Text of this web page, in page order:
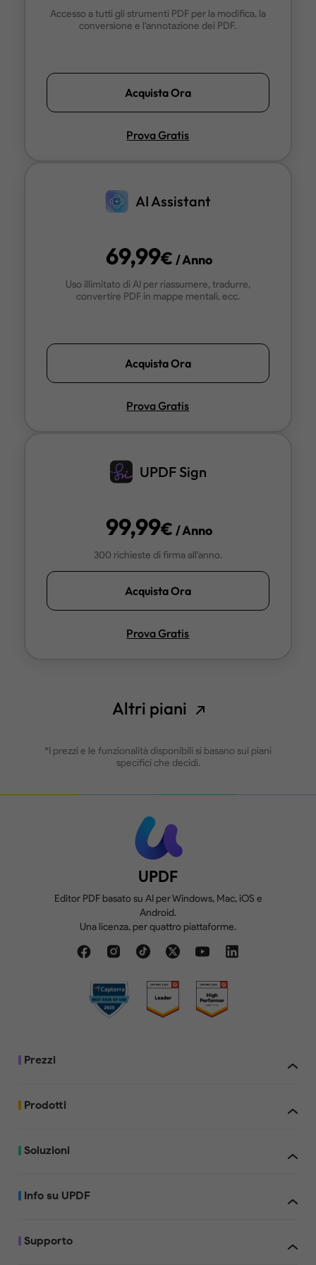
Accesso a tutti gli strumenti PDF per la modifica, la
conversione e l'annotazione dei PDF.
Acquista Ora
Prova Gratis
AI Assistant
69,99€ / Anno
Uso illimitato di AI per riassumere, tradurre,
convertire PDF in mappe mentali, ecc.
Acquista Ora
Prova Gratis
UPDF Sign
99,99€ / Anno
300 richieste di firma all'anno.
Acquista Ora
Prova Gratis
Altri piani
*I prezzi e le funzionalità disponibili si basano sui piani
specifici che decidi.
UPDF
Editor PDF basato su AI per Windows, Mac, iOS e
Android.
Una licenza, per quattro piattaforme.
Prezzi
Prodotti
Soluzioni
Info su UPDF
Supporto